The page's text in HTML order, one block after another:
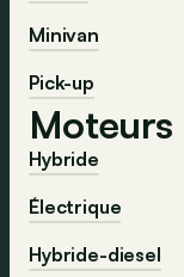
Minivan
Pick-up
Moteurs
Hybride
Électrique
Hybride-diesel